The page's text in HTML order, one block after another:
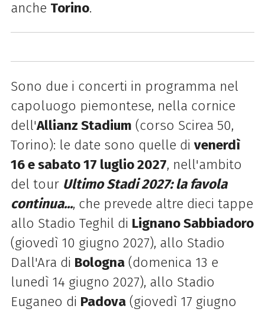
anche Torino.
Sono due i concerti in programma nel
capoluogo piemontese, nella cornice
dell'Allianz Stadium (corso Scirea 50,
Torino): le date sono quelle di venerdì
16 e sabato 17 luglio 2027, nell'ambito
del tour Ultimo Stadi 2027: la favola
continua..., che prevede altre dieci tappe
allo Stadio Teghil di Lignano Sabbiadoro
(giovedì 10 giugno 2027), allo Stadio
Dall'Ara di Bologna(domenica 13 e
lunedì 14 giugno 2027), allo Stadio
Euganeo di Padova(giovedì 17 giugno